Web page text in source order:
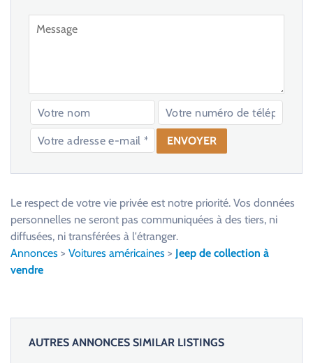
e
s
Le respect de votre vie privée est notre priorité. Vos données
personnelles ne seront pas communiquées à des tiers, ni
diffusées, ni transférées à l'étranger.
Annonces > Voitures américaines > Jeep de collection à
vendre
AUTRES ANNONCES SIMILAR LISTINGS